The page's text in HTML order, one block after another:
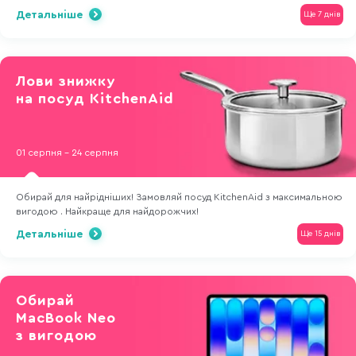
Ще 7 днів
Детальніше
Лови знижку
на посуд KitchenAid
01 серпня - 24 серпня
Обирай для найрідніших! Замовляй посуд KitchenAid з максимальною
вигодою . Найкраще для найдорожчих!
Ще 15 днів
Детальніше
Обирай
MacBook Neo
з вигодою